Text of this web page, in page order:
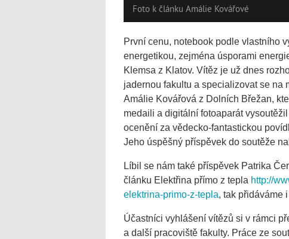
Foto k článku Amálie Kovářové
První cenu, notebook podle vlastního
energetikou, zejména úsporami
Klemsa z Klatov. Vítěz je už dnes
jadernou fakultu a specializovat se na
Amálie Kovářová z Dolních Břežan,
medaili a digitální fotoaparát
ocenění za vědecko-fantastickou
Jeho úspěšný příspěvek do soutěže
Líbil se nám také příspěvek Patrika
článku Elektřina přímo z tepla http://
elektrina-primo-z-tepla, tak přidáváme
Účastníci vyhlášení vítězů si v rámci
a další pracoviště fakulty. Práce ze